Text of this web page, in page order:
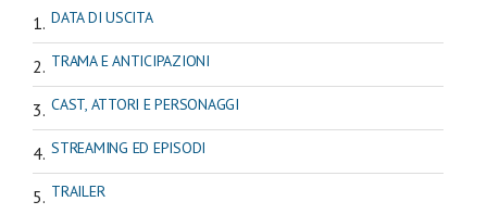
DATA DI USCITA
TRAMA E ANTICIPAZIONI
CAST, ATTORI E PERSONAGGI
STREAMING ED EPISODI
TRAILER